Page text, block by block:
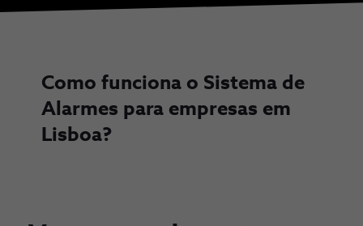
Como funciona o Sistema de
Alarmes para empresas em
Lisboa?